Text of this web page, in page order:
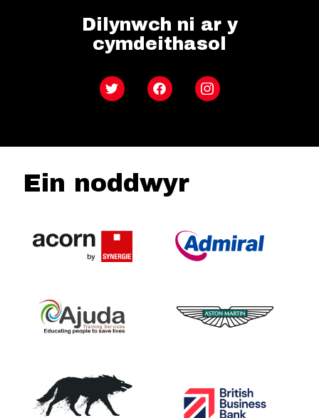
Dilynwch ni ar y
cymdeithasol
Twitter FacebookInstagram
Ein noddwyr